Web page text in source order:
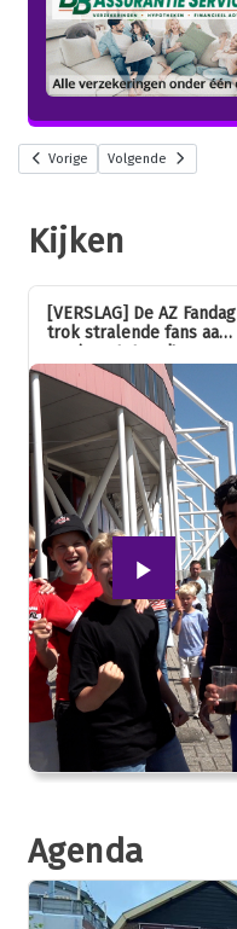
Vorige Volgende
Kijken
[VERSLAG] De AZ Fandag
trok stralende fans aan,
van jong tot oud!
Agenda